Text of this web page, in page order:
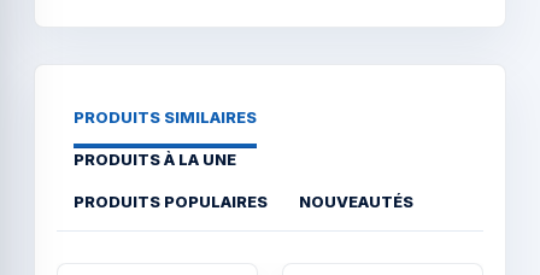
PRODUITS SIMILAIRES
PRODUITS À LA UNE
PRODUITS POPULAIRES NOUVEAUTÉS